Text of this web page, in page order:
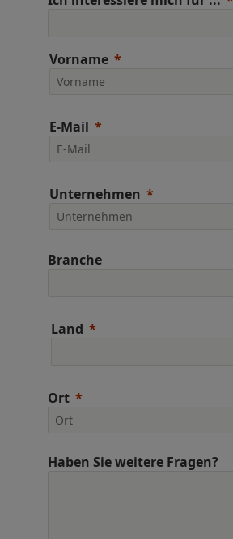
Vorname
E-Mail
Unternehmen
Branche
Land
Ort
Haben Sie weitere Fragen?